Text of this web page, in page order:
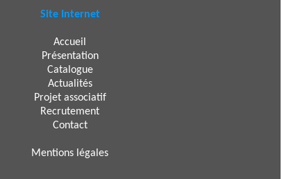
Site Internet
Accueil
Présentation
Catalogue
Actualités
Projet associatif
Recrutement
Contact
Mentions légales